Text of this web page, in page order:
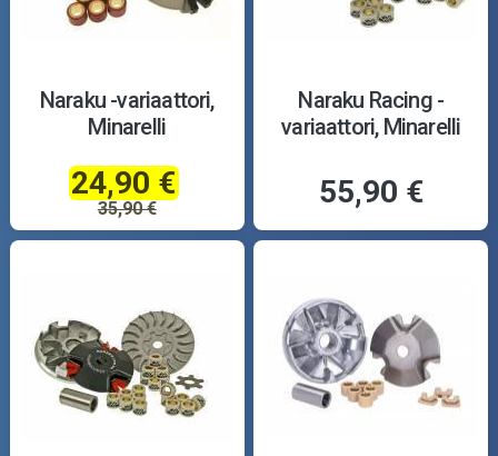
Naraku -variaattori,
Minarelli
24,90 €
35,90 €
Naraku Racing -
variaattori, Minarelli
55,90 €